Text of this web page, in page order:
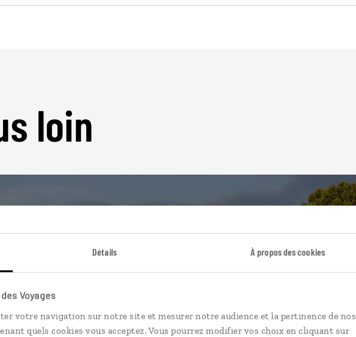
Détails À propos des cookies
Voyages
votre navigation sur notre site et mesurer notre audience et la pertinence de nos
quels cookies vous acceptez. Vous pourrez modifier vos choix en cliquant sur
loin
Nos 30 idées de voyage
Espagne